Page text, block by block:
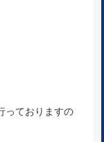
っておりますの